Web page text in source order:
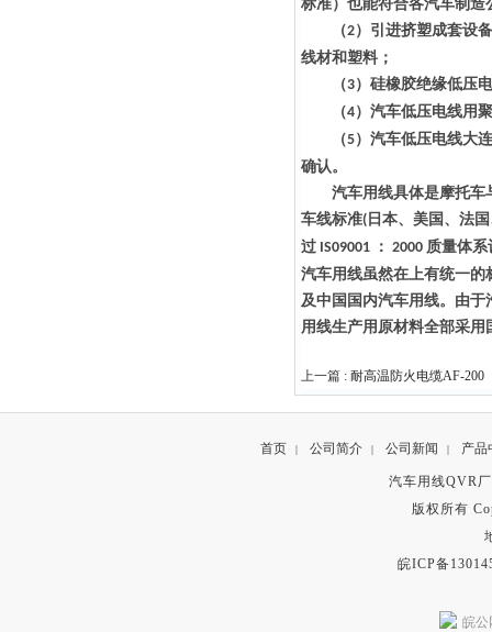
标准）也能符合各汽车制造
（2）引进挤塑成套设
线材和塑料；
（3）硅橡胶绝缘低压
（4）汽车低压电线用
（5）汽车低压电线大
确认。
汽车用线具体是摩托车与
车线标准( 日本、美国、法
过 IS09001 ： 2000 质量体
汽车用线虽然在上有统一
及中国国内汽车用线。由
用线生产用原材料全部采
上一篇 : 耐高温防火电缆AF-200
首页 | 公司简介 | 公司新闻 | 产品
汽车用线QVR
版权所有
皖ICP备
皖公